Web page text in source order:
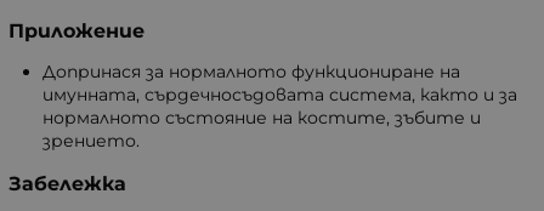
Приложение
Допринася за нормалното функциониране на
имунната, сърдечносъдовата система, както и за
нормалното състояние на костите, зъбите и
зрението.
Забележка